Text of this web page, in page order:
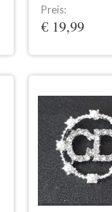
Preis:
€ 19,99